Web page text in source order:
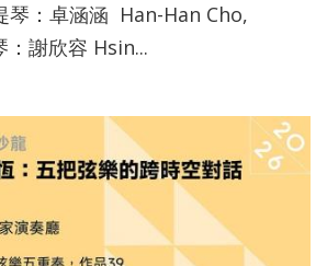
琴：卓涵涵 Han-Han Cho,
謝欣容 Hsin...